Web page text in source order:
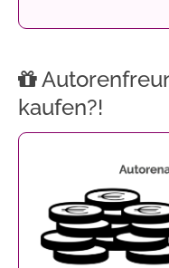
kaufen?!